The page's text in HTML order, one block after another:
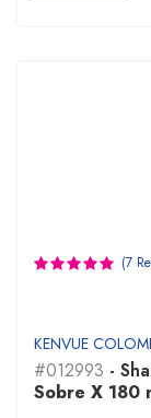
(7
KENVUE
#012993 -
Sobre X 180